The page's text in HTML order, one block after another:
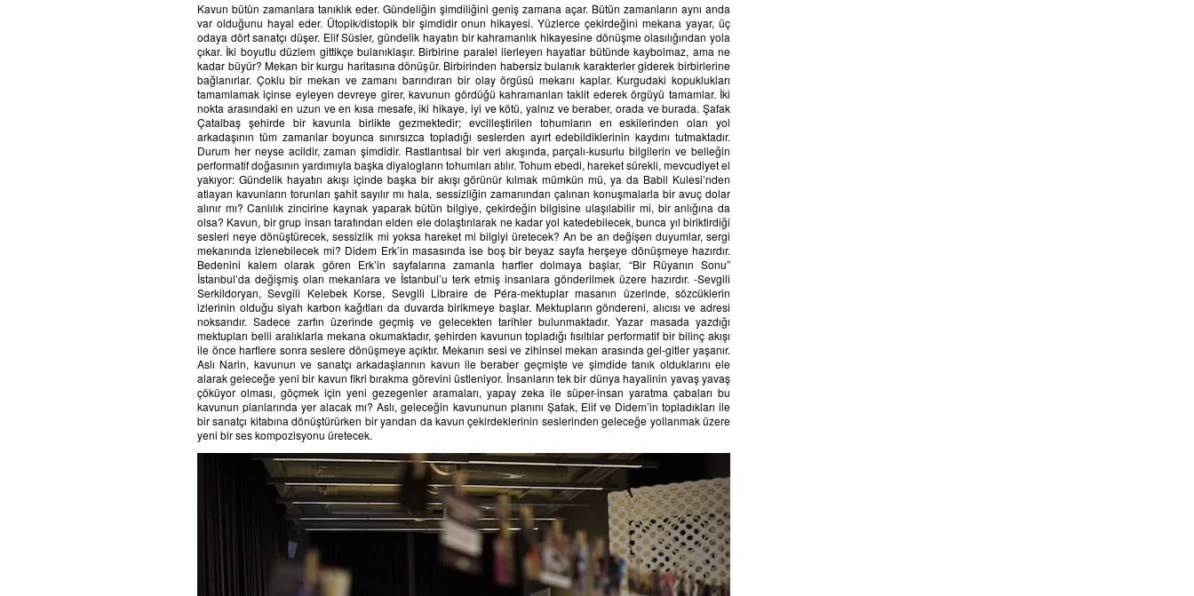
Kavun bütün zamanlara tanıklık eder. Gündeliğin şimdiliğini geniş zamana açar. Bütün zamanların aynı anda
var olduğunu hayal eder. Ütopik/distopik bir şimdidir onun hikayesi. Yüzlerce çekirdeğini mekana yayar, üç
odaya dört sanatçı düşer. Elif Süsler, gündelik hayatın bir kahramanlık hikayesine dönüşme olasılığından yola
çıkar. İki boyutlu düzlem gittikçe bulanıklaşır. Birbirine paralel ilerleyen hayatlar bütünde kaybolmaz, ama ne
kadar büyür? Mekan bir kurgu haritasına dönüşür. Birbirinden habersiz bulanık karakterler giderek birbirlerine
bağlanırlar. Çoklu bir mekan ve zamanı barındıran bir olay örgüsü mekanı kaplar. Kurgudaki kopuklukları
tamamlamak içinse eyleyen devreye girer, kavunun gördüğü kahramanları taklit ederek örgüyü tamamlar. İki
nokta arasındaki en uzun ve en kısa mesafe, iki hikaye, iyi ve kötü, yalnız ve beraber, orada ve burada. Şafak
Çatalbaş şehirde bir kavunla birlikte gezmektedir; evcilleştirilen tohumların en eskilerinden olan yol
arkadaşının tüm zamanlar boyunca sınırsızca topladığı seslerden ayırt edebildiklerinin kaydını tutmaktadır.
Durum her neyse acildir, zaman şimdidir. Rastlantısal bir veri akışında, parçalı-kusurlu bilgilerin ve belleğin
performatif doğasının yardımıyla başka diyalogların tohumları atılır. Tohum ebedi, hareket sürekli, mevcudiyet el
yakıyor: Gündelik hayatın akışı içinde başka bir akışı görünür kılmak mümkün mü, ya da Babil Kulesi’nden
atlayan kavunların torunları şahit sayılır mı hala, sessizliğin zamanından çalınan konuşmalarla bir avuç dolar
alınır mı? Canlılık zincirine kaynak yaparak bütün bilgiye, çekirdeğin bilgisine ulaşılabilir mi, bir anlığına da
olsa? Kavun, bir grup insan tarafından elden ele dolaştırılarak ne kadar yol katedebilecek, bunca yıl biriktirdiği
sesleri neye dönüştürecek, sessizlik mi yoksa hareket mi bilgiyi üretecek? An be an değişen duyumlar, sergi
mekanında izlenebilecek mi? Didem Erk’in masasında ise boş bir beyaz sayfa herşeye dönüşmeye hazırdır.
Bedenini kalem olarak gören Erk’in sayfalarına zamanla harfler dolmaya başlar, “Bir Rüyanın Sonu”
İstanbul’da değişmiş olan mekanlara ve İstanbul’u terk etmiş insanlara gönderilmek üzere hazırdır. -Sevgili
Serkildoryan, Sevgili Kelebek Korse, Sevgili Libraire de Péra-mektuplar masanın üzerinde, sözcüklerin
izlerinin olduğu siyah karbon kağıtları da duvarda birikmeye başlar. Mektupların göndereni, alıcısı ve adresi
noksandır. Sadece zarfın üzerinde geçmiş ve gelecekten tarihler bulunmaktadır. Yazar masada yazdığı
mektupları belli aralıklarla mekana okumaktadır, şehirden kavunun topladığı fısıltılar performatif bir bilinç akışı
ile önce harflere sonra seslere dönüşmeye açıktır. Mekanın sesi ve zihinsel mekan arasında gel-gitler yaşanır.
Aslı Narin, kavunun ve sanatçı arkadaşlarının kavun ile beraber geçmişte ve şimdide tanık olduklarını ele
alarak geleceğe yeni bir kavun fikri bırakma görevini üstleniyor. İnsanların tek bir dünya hayalinin yavaş yavaş
çöküyor olması, göçmek için yeni gezegenler aramaları, yapay zeka ile süper-insan yaratma çabaları bu
kavunun planlarında yer alacak mı? Aslı, geleceğin kavununun planını Şafak, Elif ve Didem’in topladıkları ile
bir sanatçı kitabına dönüştürürken bir yandan da kavun çekirdeklerinin seslerinden geleceğe yollanmak üzere
yeni bir ses kompozisyonu üretecek.